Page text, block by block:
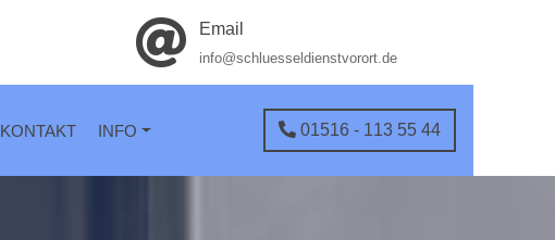
Email
info@schluesseldienstvorort.de
KONTAKT INFO 01516 - 113 55 44